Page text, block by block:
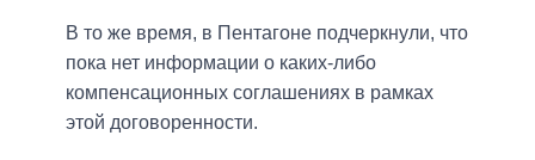
В то же время, в Пентагоне подчеркнули, что
пока нет информации о каких-либо
компенсационных соглашениях в рамках
этой договоренности.